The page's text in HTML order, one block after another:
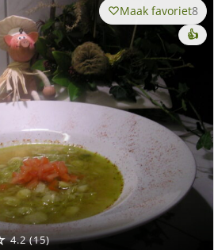
4.2 (15)
Maak favoriet8
👍